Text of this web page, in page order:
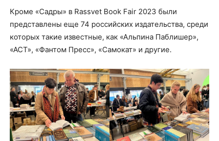
Кроме «Садры» в Rassvet Book Fair 2023 были
представлены еще 74 российских издательства, среди
которых такие известные, как «Альпина Паблишер»,
«АСТ», «Фантом Пресс», «Самокат» и другие.